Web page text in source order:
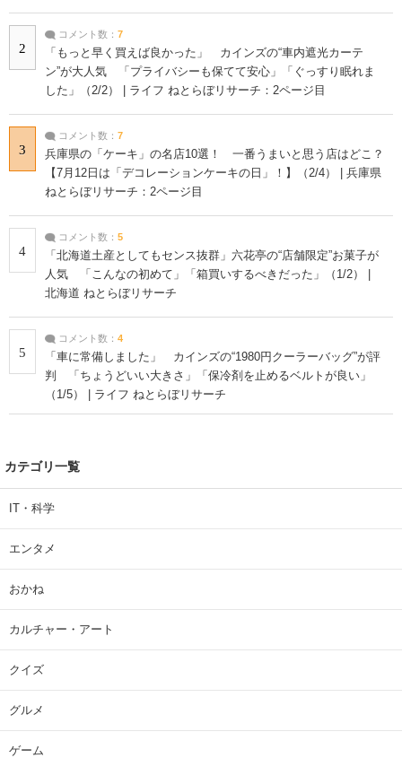
2
コメント数： 7
「もっと早く買えば良かった」 カインズの“車内遮光カーテ
ン”が大人気 「プライバシーも保てて安心」「ぐっすり眠れま
した」（2/2） | ライフ ねとらぼリサーチ：2ページ目
3
コメント数： 7
兵庫県の「ケーキ」の名店10選！ 一番うまいと思う店はどこ？
【7月12日は「デコレーションケーキの日」！】（2/4） | 兵庫県
ねとらぼリサーチ：2ページ目
4
コメント数： 5
「北海道土産としてもセンス抜群」六花亭の“店舗限定”お菓子が
人気 「こんなの初めて」「箱買いするべきだった」（1/2） |
北海道 ねとらぼリサーチ
5
コメント数： 4
「車に常備しました」 カインズの“1980円クーラーバッグ”が評
判 「ちょうどいい大きさ」「保冷剤を止めるベルトが良い」
（1/5） | ライフ ねとらぼリサーチ
カテゴリ一覧
IT・科学
エンタメ
おかね
カルチャー・アート
クイズ
グルメ
ゲーム